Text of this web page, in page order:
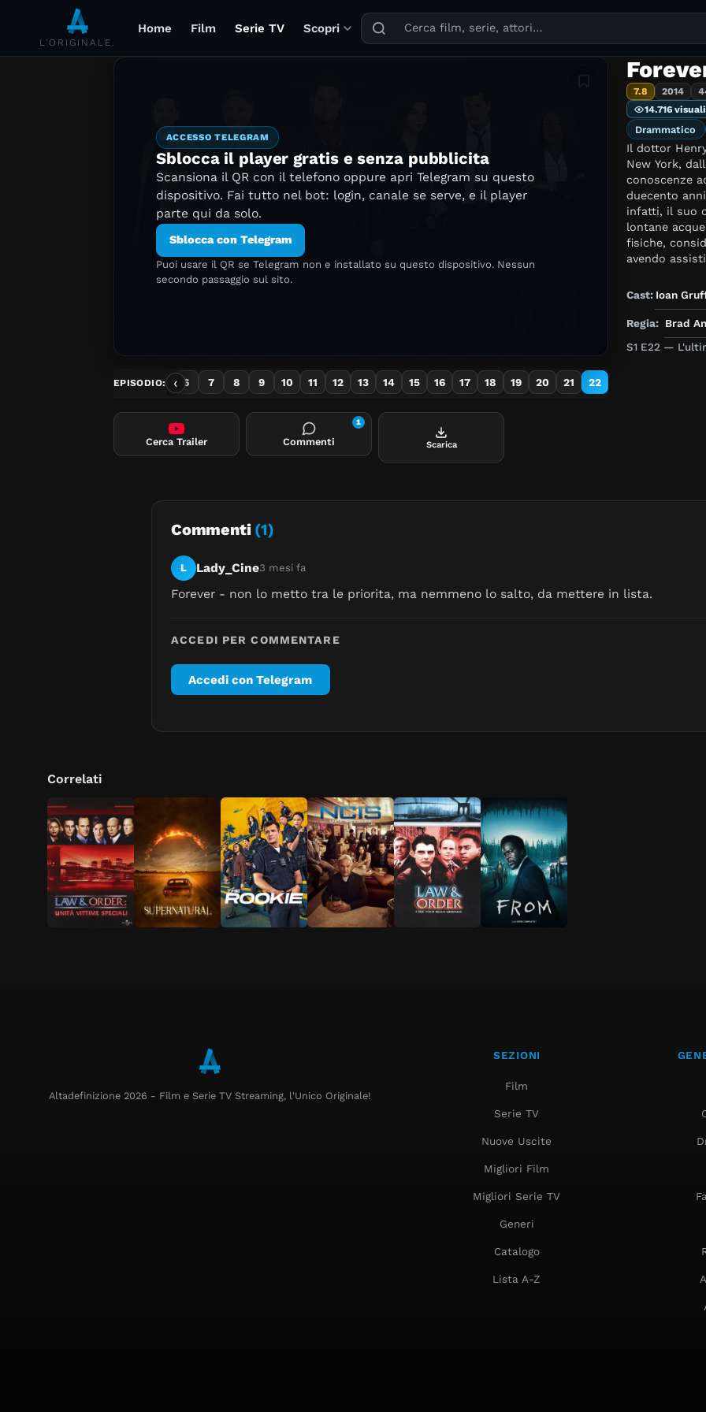
L'ORIGINALE.
Home Film Serie TV Scopri
Puoi cercare film, serie TV, attori, registi, generi e temi.
ACCESSO TELEGRAM
Sblocca il player gratis e senza pubblicita
Scansiona il QR con il telefono oppure apri Telegram su questo
dispositivo. Fai tutto nel bot: login, canale se serve, e il player
parte qui da solo.
Sblocca con Telegram
Puoi usare il QR se Telegram non e installato su questo dispositivo. Nessun
secondo passaggio sul sito.
Aggiungi in lista
EPISODIO: ‹
4 5 6 7 8 9 10 11 12 13 14 15 16 17 18 19 20 21 22
7.8 2014
14.716
Drammatico
Il dottor
New York,
conoscenze
duecento
infatti, il suo
lontane
fisiche,
avendo
e porta
giorno di
persona che
detective del
Martinez,
Cast: Ioan
Regia: Brad
S1 E22 —
Cerca Trailer Commenti
1
Scarica
Commenti (1)
L Lady_Cine3 mesi fa
Forever - non lo metto tra le priorita, ma nemmeno lo salto, da mettere in lista.
ACCEDI PER COMMENTARE
Accedi con Telegram
Correlati
Altadefinizione 2026 - Film e Serie TV Streaming, l'Unico Originale!
SEZIONI
Film
Serie TV
Nuove Uscite
Migliori Film
Migliori Serie TV
Generi
Catalogo
Lista A-Z